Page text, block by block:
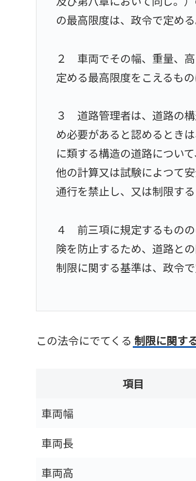
の最高限度は、政令で定める
２ 車両でその幅、重量、
定める最高限度をこえるも
３ 道路管理者は、道路の
め必要があると認めるとき
に類する構造の道路につい
他の計算又は試験によつて
通行を禁止し、又は制限する
４ 前三項に規定するもの
険を防止するため、道路と
制限に関する基準は、政令で
この法令にでてくる 制限に関す
項目
車両幅
車両長
車両高